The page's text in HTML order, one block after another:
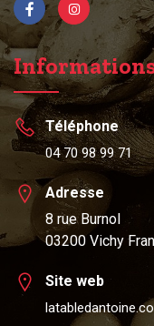
Téléphone
04 70 98 99 71
Adresse
8 rue Burnol
03200 Vichy
Site web